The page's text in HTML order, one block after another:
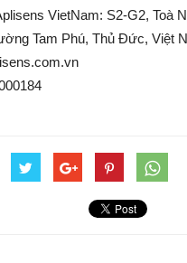
VietNam: S2-G2, Toà
Tam Phú, Thủ Đức, Việt